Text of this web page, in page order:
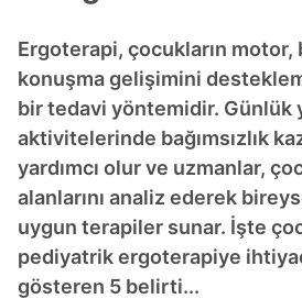
Ergoterapi, çocukların
konuşma gelişimini
bir tedavi yöntemidir. Günlük
aktivitelerinde bağımsızlık
yardımcı olur ve uzmanlar,
alanlarını analiz ederek
uygun terapiler sunar. İşte
pediyatrik ergoterapiye
gösteren 5 belirti...